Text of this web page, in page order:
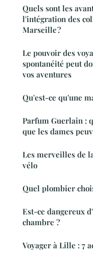
Quels sont les
l'intégration des
Marseille ?
Le pouvoir des
spontanéité peut
vos aventures
Qu'est-ce qu'une
Parfum Guerlain : quelle est la meilleure gamme
que les dames
Les merveilles de
vélo
Quel plombier
Est-ce dangereux
chambre ?
Voyager à Lille : 7